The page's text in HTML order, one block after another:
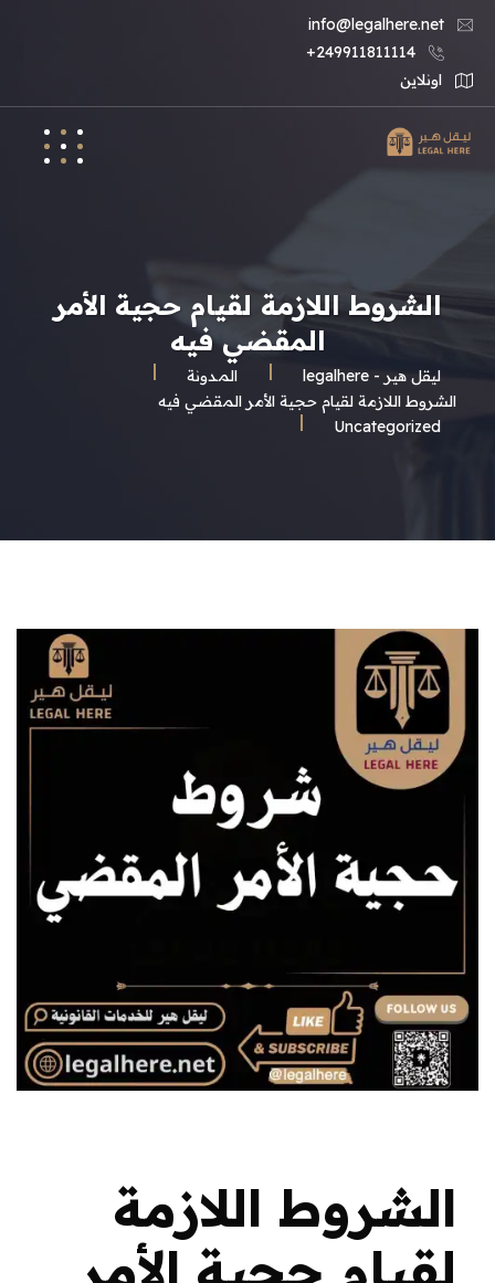
info@legalhere.net
249911811114+
اونلاين
الشروط اللازمة لقيام حجية الأمر
المقضي فيه
ليقل هير - legalhere المـدونة
Uncategorized
الشروط اللازمة لقيام حجية الأمر المقضي فيه
الشروط اللازمة
لقيام حجية الأمر